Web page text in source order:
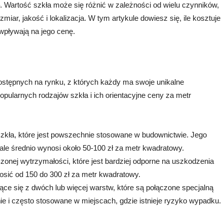
Wartość szkła może się różnić w zależności od wielu czynników,
jakość i lokalizacja. W tym artykule dowiesz się, ile kosztuje
na jego cenę.
na rynku, z których każdy ma swoje unikalne
rodzajów szkła i ich orientacyjne ceny za metr
które jest powszechnie stosowane w budownictwie. Jego
średnio wynosi około 50-100 zł za metr kwadratowy.
wytrzymałości, które jest bardziej odporne na uszkodzenia
od 150 do 300 zł za metr kwadratowy.
się z dwóch lub więcej warstw, które są połączone specjalną
i często stosowane w miejscach, gdzie istnieje ryzyko wypadku.